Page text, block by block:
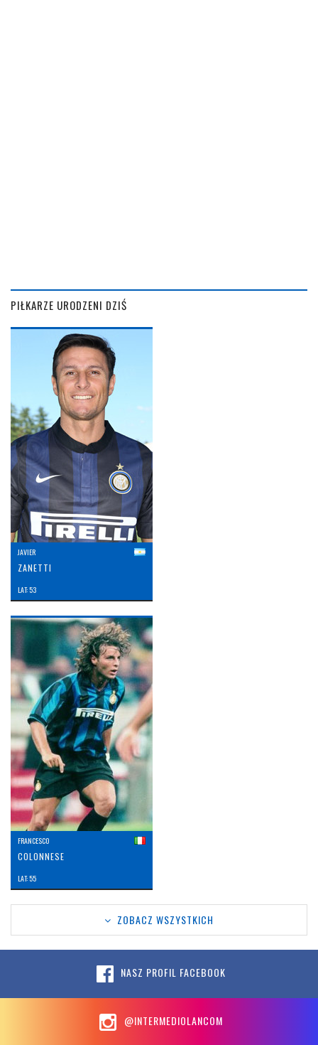
PIŁKARZE URODZENI DZIŚ
JAVIER
ZANETTI
LAT: 53
FRANCESCO
COLONNESE
LAT: 55
ZOBACZ WSZYSTKICH
NASZ PROFIL FACEBOOK
@INTERMEDIOLANCOM